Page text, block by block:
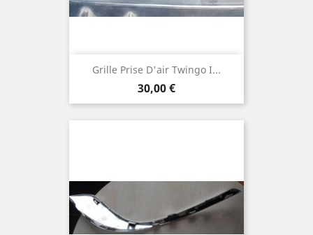
Grille Prise D'air Twingo I...
Prix
30,00 €